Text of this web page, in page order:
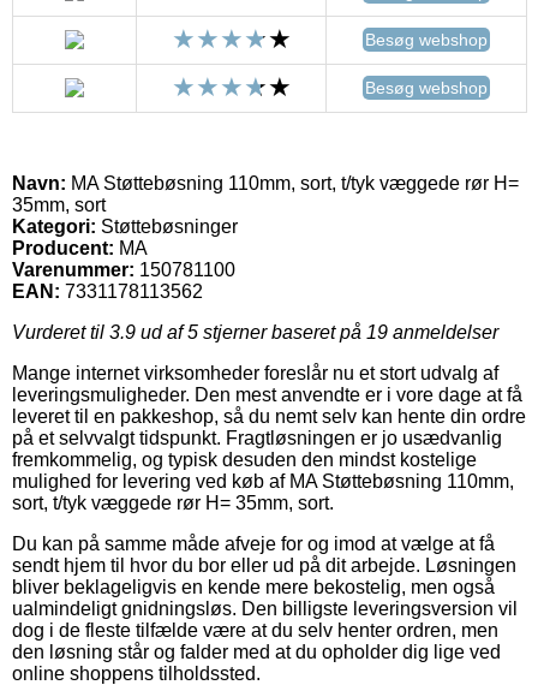
Besøg webshop
Besøg webshop
Navn: MA Støttebøsning 110mm, sort, t/tyk væggede rør H=
35mm, sort
Kategori: Støttebøsninger
Producent: MA
Varenummer: 150781100
EAN: 7331178113562
Vurderet til 3.9 ud af 5 stjerner baseret på 19 anmeldelser
Mange internet virksomheder foreslår nu et stort udvalg af
leveringsmuligheder. Den mest anvendte er i vore dage at få
leveret til en pakkeshop, så du nemt selv kan hente din ordre
på et selvvalgt tidspunkt. Fragtløsningen er jo usædvanlig
fremkommelig, og typisk desuden den mindst kostelige
mulighed for levering ved køb af MA Støttebøsning 110mm,
sort, t/tyk væggede rør H= 35mm, sort.
Du kan på samme måde afveje for og imod at vælge at få
sendt hjem til hvor du bor eller ud på dit arbejde. Løsningen
bliver beklageligvis en kende mere bekostelig, men også
ualmindeligt gnidningsløs. Den billigste leveringsversion vil
dog i de fleste tilfælde være at du selv henter ordren, men
den løsning står og falder med at du opholder dig lige ved
online shoppens tilholdssted.